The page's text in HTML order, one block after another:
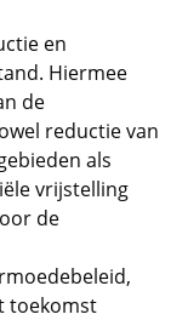
en
Hiermee
de
reductie van
als
vrijstelling
de
toekomst